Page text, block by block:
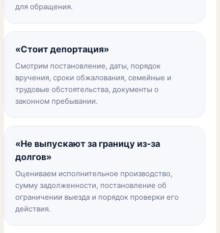
для обращения.
«Стоит депортация»
Смотрим постановление, даты, порядок
вручения, сроки обжалования, семейные и
трудовые обстоятельства, документы о
законном пребывании.
«Не выпускают за границу из-за
долгов»
Оцениваем исполнительное производство,
сумму задолженности, постановление об
ограничении выезда и порядок проверки его
действия.